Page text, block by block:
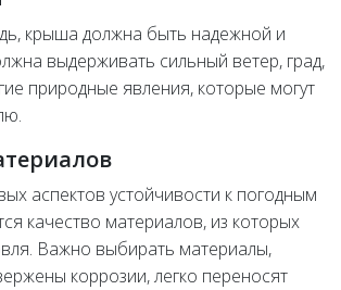
крыша должна быть надежной и
выдерживать сильный ветер, град,
природные явления, которые могут
аспектов устойчивости к погодным
качество материалов, из которых
Важно выбирать материалы,
коррозии, легко переносят